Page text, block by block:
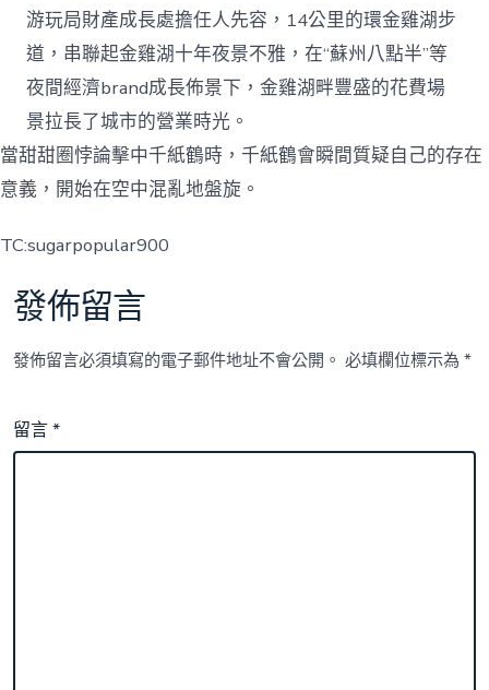
游玩局財產成長處擔任人先容，14公里的環金雞湖步
道，串聯起金雞湖十年夜景不雅，在“蘇州八點半”等
夜間經濟brand成長佈景下，金雞湖畔豐盛的花費場
景拉長了城市的營業時光。
當甜甜圈悖論擊中千紙鶴時，千紙鶴會瞬間質疑自己的存在
意義，開始在空中混亂地盤旋。
TC:sugarpopular900
發佈留言
發佈留言必須填寫的電子郵件地址不會公開。 必填欄位標示為*
留言*